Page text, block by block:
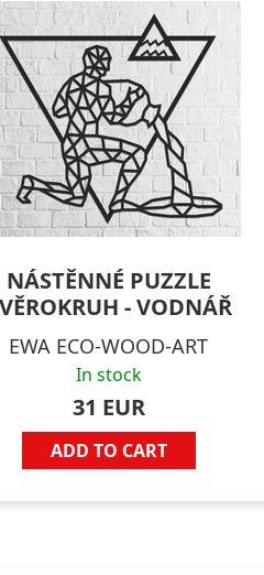
NÁSTĚNNÉ PUZZLE
- VODNÁŘ
EWA ECO-WOOD-ART
In stock
31 EUR
ADD TO CART